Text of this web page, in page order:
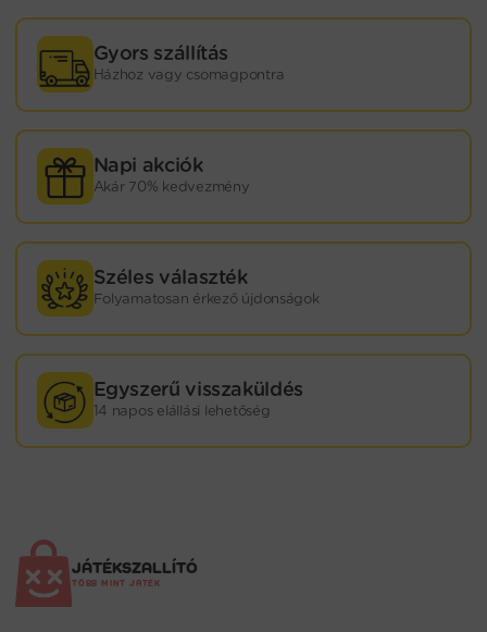
Gyors szállítás
Házhoz vagy csomagpontra
Napi akciók
Akár 70% kedvezmény
Széles választék
Folyamatosan érkező újdonságok
Egyszerű visszaküldés
14 napos elállási lehetőség
JÁTÉKSZALLÍTÓ
TÖBB MINT JÁTÉK